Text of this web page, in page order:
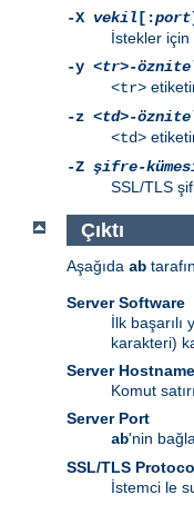
-X vekil [:port]
İstekler için
-y <tr>-
<tr>
-z <td>-
<td>
-Z şifre-
SSL/TLS
Çıktı
Aşağıda ab
Server Software
İlk başarılı
karakteri)
Server Hostname
Komut
Server Port
ab'nin
SSL/TLS
İstemci le